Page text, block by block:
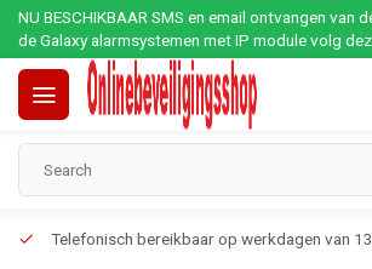
NU BESCHIKBAAR SMS en email ontvangen van
de Galaxy alarmsystemen met IP module volg
Telefonisch bereikbaar op werkdagen van